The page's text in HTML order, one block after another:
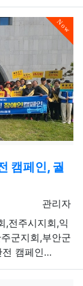
Now
캠페인, 궐
등록자
관리자
,전주시지회,익
군지회,부안군
전 캠페인…